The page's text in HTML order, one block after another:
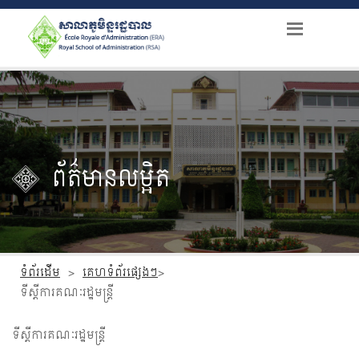
ព័ត៌មានលម្អិត
ទំព័រដើម > គេហទំព័រផ្សេងៗ>
ទីស្តីការ​គណៈរដ្ឋមន្រ្តី
ទីស្តីការ​គណៈរដ្ឋមន្រ្តី